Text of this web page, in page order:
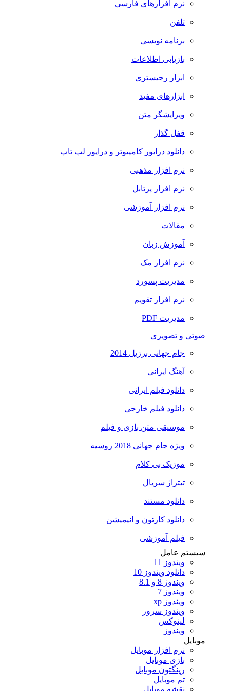
نرم افزارهای فارسی
تلفن
برنامه نویسی
بازیابی اطلاعات
ابزار رجیستری
ابزارهای مفید
ویرایشگر متن
قفل گذار
دانلود درایور کامپیوتر و درایور لپ تاپ
نرم افزار مذهبی
نرم افزار پرتابل
نرم افزار آموزشی
مقالات
آموزش زبان
نرم افزار مک
مدیریت پسورد
نرم افزار تقویم
مدیریت PDF
صوتی و تصویری
جام جهانی برزیل 2014
آهنگ ایرانی
دانلود فیلم ایرانی
دانلود فیلم خارجی
موسیقی متن بازی و فیلم
ویژه جام جهانی 2018 روسیه
موزیک بی کلام
تیتراژ سریال
دانلود مستند
دانلود کارتون و انیمیشن
فیلم آموزشی
سیستم عامل
ویندوز 11
دانلود ویندوز 10
ویندوز 8 و 8.1
ویندوز 7
ویندوز xp
ویندوز سرور
لینوکس
ویندوز
نرم افزار موبایل
بازی موبایل
رینگتون موبایل
تم موبایل
نقشه موبایل